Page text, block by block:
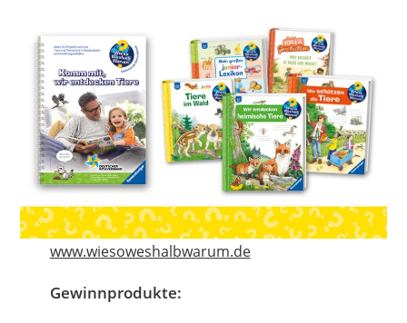
www.wiesoweshalbwarum.de
Gewinnprodukte: